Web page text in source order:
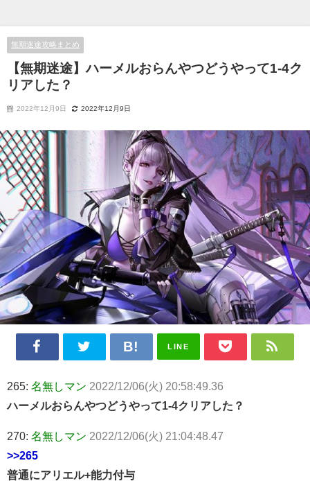
無期迷途攻略まとめ
【無期迷途】ハーメルおらんやつどうやって1-4ク
リアした？
2022年12月9日 2022年12月9日
LINE
265: 名無しマン 2022/12/06(火) 20:58:49.36
ハーメルおらんやつどうやって1-4クリアした？
270: 名無しマン 2022/12/06(火) 21:04:48.47
>>265
普通にアリエル+能力付与